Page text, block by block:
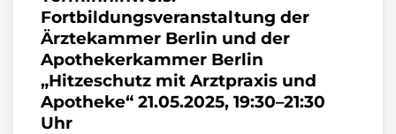
Fortbildungsveranstaltung der
Ärztekammer Berlin und der
Apothekerkammer Berlin
„Hitzeschutz mit Arztpraxis und
Apotheke“ 21.05.2025, 19:30–21:30
Uhr